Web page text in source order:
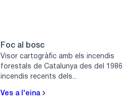
Foc al bosc
Visor cartogràfic amb els incendis
forestals de Catalunya des del 1986
incendis recents dels...
Ves a l'eina